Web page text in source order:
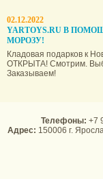
02.12.2022
YARTOYS.RU В
МОРОЗУ!
Кладовая подарков к
ОТКРЫТА! Смотрим.
Заказываем!
Телефоны: +7
Адрес: 150006 г.